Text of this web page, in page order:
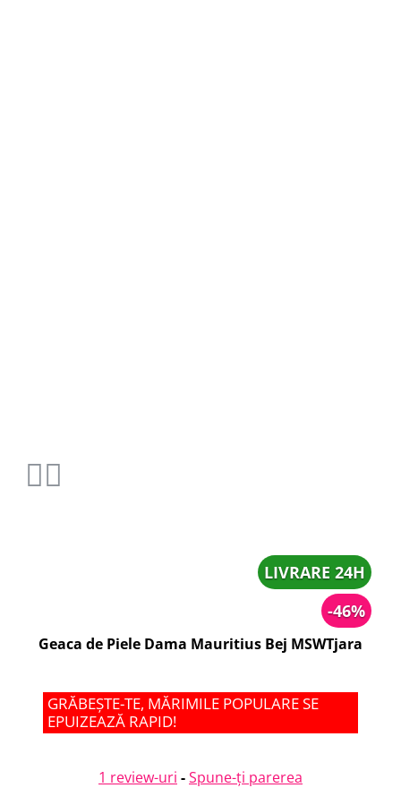
LIVRARE 24H
-46%
Geaca de Piele Dama Mauritius Bej MSWTjara
GRĂBEȘTE-TE, MĂRIMILE POPULARE SE
EPUIZEAZĂ RAPID!
1 review-uri -Spune-ţi parerea